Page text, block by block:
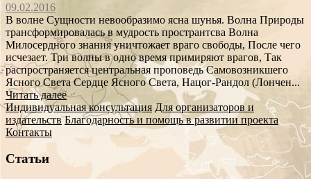
09.02.2016
В волне Сущности невообразимо ясна шунья. Волна Природы
трансформировалась в мудрость пространтсва Волна
Милосердного знания уничтожает враго свободы, После чего
исчезает. Три волны в одно время примиряют врагов, Так
распространяется центральная проповедь Самовозникшего
Ясного Света Сердце Ясного Света, Нацог-Рандол (Лончен...
Читать далее
Индивидуальная консультация Для организаторов и
издательств Благодарность и помощь в развитии проекта
Контакты
Статьи